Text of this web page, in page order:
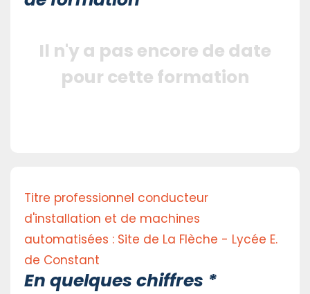
Il n'y a pas encore de date
pour cette formation
Titre professionnel conducteur
d'installation et de machines
automatisées : Site de La Flèche - Lycée E.
de Constant
En quelques chiffres *